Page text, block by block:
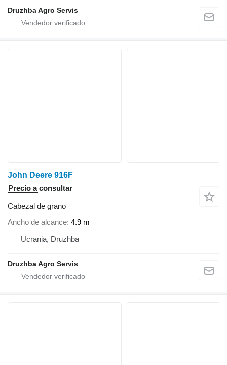
Druzhba Agro Servis
John Deere 916F
Precio a consultar
Cabezal de grano
Ancho de alcance 4.9 m
Ucrania, Druzhba
Druzhba Agro Servis